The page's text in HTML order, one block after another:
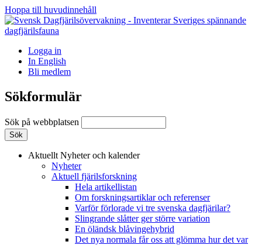
Hoppa till huvudinnehåll
Logga in
In English
Bli medlem
Sökformulär
Sök på webbplatsen
Aktuellt Nyheter och kalender
Nyheter
Aktuell fjärilsforskning
Hela artikellistan
Om forskningsartiklar och referenser
Varför förlorade vi tre svenska dagfjärilar?
Slingrande slåtter ger större variation
En öländsk blåvingehybrid
Det nya normala får oss att glömma hur det var